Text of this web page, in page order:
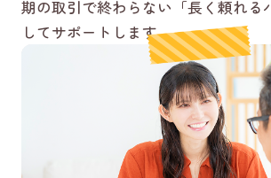
期の取引で終わらない「長く頼れる
してサポートします。